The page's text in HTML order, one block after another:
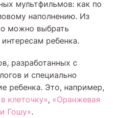
мультфильмов: как по
наполнению. Из
можно выбрать
ребенка.
разработанных с
и специально
ребенка. Это, например,
клеточку», «Оранжевая
Гошу».